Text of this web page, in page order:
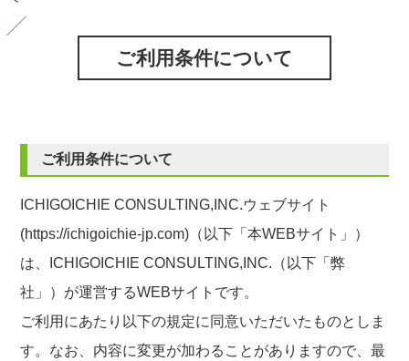
ご利用条件について
ご利用条件について
ICHIGOICHIE CONSULTING,INC.ウェブサイト
(https://ichigoichie-jp.com)（以下「本WEBサイト」）
は、ICHIGOICHIE CONSULTING,INC.（以下「弊
社」）が運営するWEBサイトです。
ご利用にあたり以下の規定に同意いただいたものとしま
す。なお、内容に変更が加わることがありますので、最